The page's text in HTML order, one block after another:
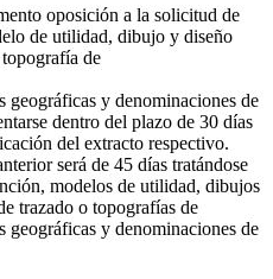
oposición a la solicitud de
de utilidad, dibujo y diseño
de
geográficas y denominaciones de
dentro del plazo de 30 días
del extracto respectivo.
será de 45 días tratándose
modelos de utilidad, dibujos
trazado o topografías de
geográficas y denominaciones de